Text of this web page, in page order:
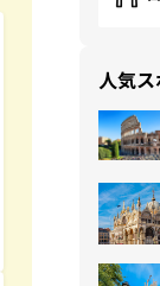
人気